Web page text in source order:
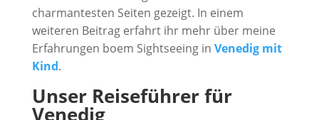
charmantesten Seiten gezeigt. In einem
weiteren Beitrag erfahrt ihr mehr über meine
Erfahrungen boem Sightseeing in Venedig mit
Kind.
Unser Reiseführer für
Venedig